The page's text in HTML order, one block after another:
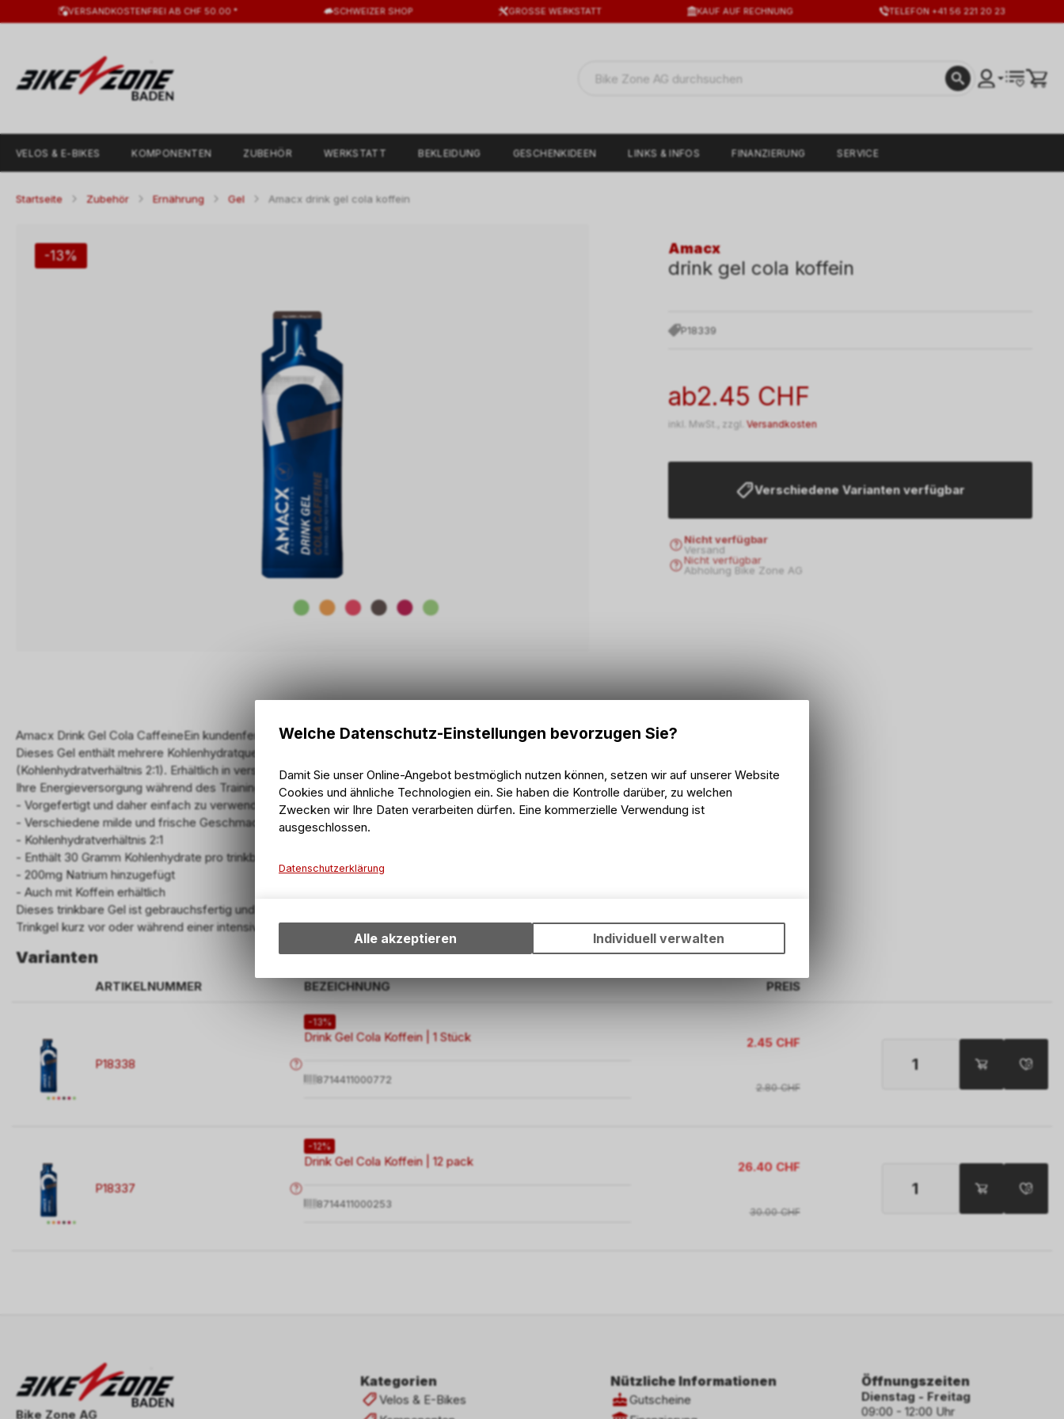
VERSANDKOSTENFREI AB CHF 50.00 * SCHWEIZER SHOP GROSSE WERKSTATT KAUF AUF RECHNUNG TELEFON +41 56 221 20 23
VELOS & E-BIKES KOMPONENTEN ZUBEHÖR WERKSTATT BEKLEIDUNG GESCHENKIDEEN LINKS & INFOS FINANZIERUNG SERVICE
Startseite Zubehör Ernährung Gel Amacx drink gel cola koffein
-13% Amacx
drink gel cola koffein
P18339
ab2.45 CHF
inkl. MwSt., zzgl. Versandkosten
Verschiedene Varianten verfügbar
Nicht verfügbar
Versand
Nicht verfügbar
Abholung Bike Zone AG
Amacx Drink Gel Cola CaffeineEin kundenfertiges Sportgel, dem bereits Wasser zugesetzt wurde.
Dieses Gel enthält mehrere Kohlenhydratquellen mit einer allmählichen Freisetzung
(Kohlenhydratverhältnis 2:1). Erhältlich in verschiedenen frischen Geschmacksrichtungen. - Unterstützt
Ihre Energieversorgung während des Trainings
- Vorgefertigt und daher einfach zu verwenden
- Verschiedene milde und frische Geschmacksrichtungen
- Kohlenhydratverhältnis 2:1
- Enthält 30 Gramm Kohlenhydrate pro trinkbarem Gel (60ml)
- 200mg Natrium hinzugefügt
- Auch mit Koffein erhältlich
Dieses trinkbare Gel ist gebrauchsfertig und kann ohne Wasser getrunken werden. Nehmen Sie das
Trinkgel kurz vor oder während einer intensiven Sporteinheit ein.
Varianten
ARTIKELNUMMER BEZEICHNUNG PREIS
P18338
-13%
Drink Gel Cola Koffein | 1 Stück
8714411000772
2.45 CHF
2.80 CHF
P18337
-12%
Drink Gel Cola Koffein | 12 pack
8714411000253
26.40 CHF
30.00 CHF
Bike Zone AG
Kategorien
Velos & E-Bikes
Nützliche Informationen
Gutscheine
Öffnungszeiten
Dienstag - Freitag
09:00 - 12:00 Uhr
Welche Datenschutz-Einstellungen bevorzugen Sie?
Damit Sie unser Online-Angebot bestmöglich nutzen können, setzen wir auf unserer Website
Cookies und ähnliche Technologien ein. Sie haben die Kontrolle darüber, zu welchen
Zwecken wir Ihre Daten verarbeiten dürfen. Eine kommerzielle Verwendung ist
ausgeschlossen.
Datenschutzerklärung
Ihrem Gerät, um die grundlegenden Funktionen unseres Online-Angebots,
wie die Verwendung des Warenkorbs, zu ermöglichen. Bitte beachten Sie,
Informationen zulassen.
Alle akzeptieren Individuell verwalten